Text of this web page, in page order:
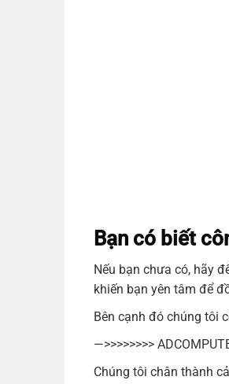
Bạn có biết
Nếu bạn chưa có, hãy
khiến bạn yên tâm để
Bên cạnh đó chúng tôi
—>>>>>>>>
Chúng tôi chân thành